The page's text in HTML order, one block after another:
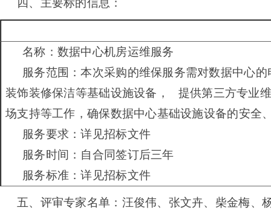
四、主要标的信息：
名称：数据中心机房运维服务
服务范围：本次采购的维保服务需对数据中心
装饰装修保洁等基础设施设备， 提供第三方专业
场支持等工作，确保数据中心基础设施设备的安全
服务要求：详见招标文件
服务时间：自合同签订后三年
服务标准：详见招标文件
五、 评审专家名单：汪俊伟、张文卉、柴金梅、